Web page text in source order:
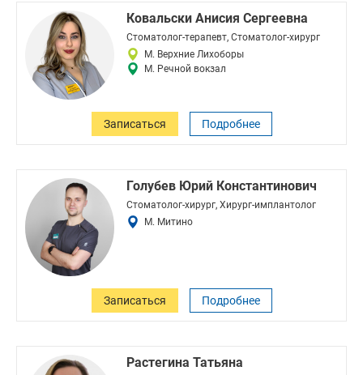
Ковальски Анисия Сергеевна
Стоматолог-терапевт, Стоматолог-хирург
М. Верхние Лихоборы
М. Речной вокзал
Записаться Подробнее
Голубев Юрий Константинович
Стоматолог-хирург, Хирург-имплантолог
М. Митино
Записаться Подробнее
Растегина Татьяна